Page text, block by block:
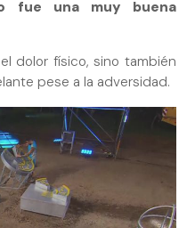
fue una muy buena
dolor físico, sino también
pese a la adversidad.